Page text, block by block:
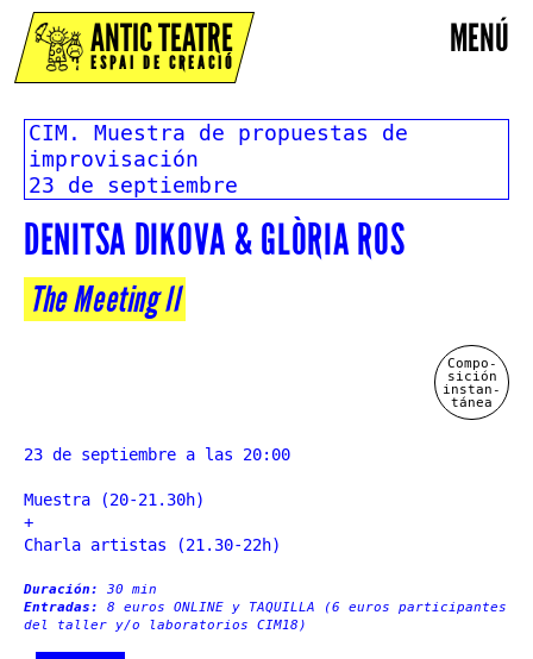
MENÚ
ANTIC TEATRE
ESPAI DE CREACIÓ
CIM. Muestra de propuestas de
improvisación
23 de septiembre
DENITSA DIKOVA & GLÒRIA ROS
The Meeting II
Compo-
sición
instan-
tánea
23 de septiembre a las 20:00
Muestra (20-21.30h)
+
Charla artistas (21.30-22h)
Duración: 30 min
Entradas: 8 euros ONLINE y TAQUILLA (6 euros participantes
del taller y/o laboratorios CIM18)